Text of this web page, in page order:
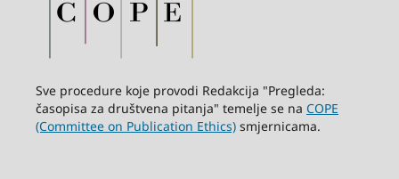
Sve procedure koje provodi Redakcija "Pregleda:
časopisa za društvena pitanja" temelje se na COPE
(Committee on Publication Ethics)smjernicama.